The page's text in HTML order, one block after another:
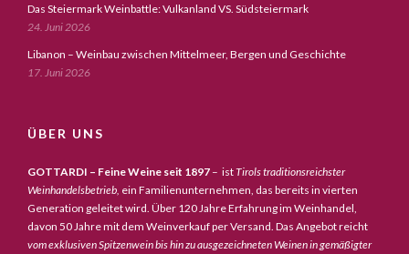
Das Steiermark Weinbattle: Vulkanland VS. Südsteiermark
24. Juni 2026
Libanon – Weinbau zwischen Mittelmeer, Bergen und Geschichte
17. Juni 2026
ÜBER UNS
GOTTARDI – Feine Weine seit 1897 – istTirols traditionsreichster
Weinhandelsbetrieb, ein Familienunternehmen, das bereits in vierten
Generation geleitet wird. Über 120 Jahre Erfahrung im Weinhandel,
davon 50 Jahre mit dem Weinverkauf per Versand. Das Angebot reicht
vom exklusiven Spitzenwein bis hin zu ausgezeichneten Weinen in gemäßigter